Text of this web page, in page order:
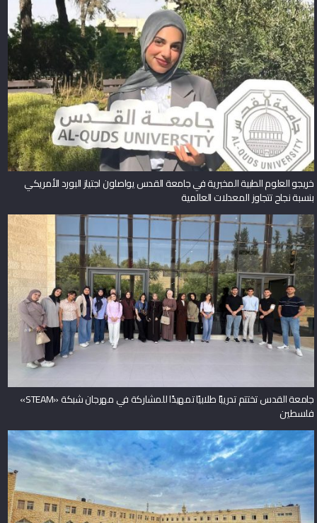
خريجو العلوم الطبية المخبرية في جامعة القدس يواصلون اجتياز البورد الأمريكي
بنسبة نجاح تتجاوز المعدلات العالمية
جامعة القدس تختتم تدريبًا طلابيًا تمهيدًا للمشاركة في مهرجان شبكة «STEAM»
فلسطين